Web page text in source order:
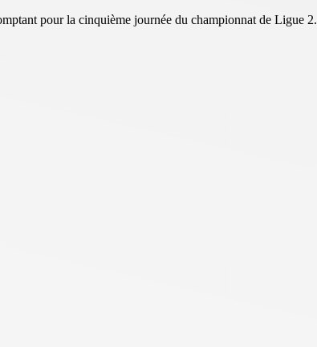
pour la cinquième journée du championnat de Ligue 2.